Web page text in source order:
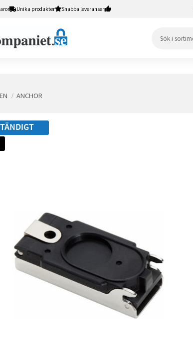
Unika produkter Snabba leveranser
ANCHOR